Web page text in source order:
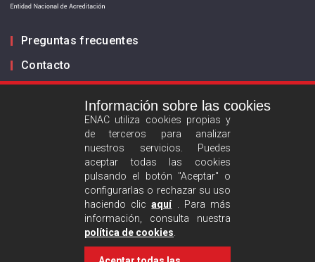
Preguntas frecuentes
Contacto
Política de privacidad
Política de cookies
Información sobre las cookies
ENAC utiliza cookies propias y
de terceros para analizar
nuestros servicios. Puedes
aceptar todas las cookies
pulsando el botón "Aceptar" o
configurarlas o rechazar su uso
haciendo clicaquí. Para más
información, consulta nuestra
política de cookies